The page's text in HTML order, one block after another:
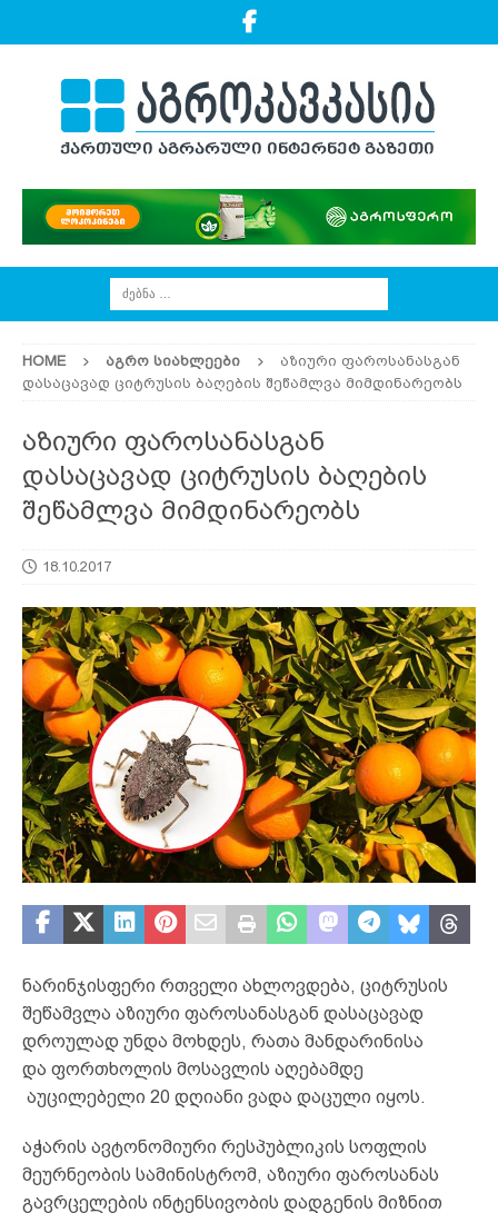
HOME ᲐᲒᲠᲝ ᲡᲘᲐᲮᲚᲔᲔᲑᲘ
აზიური ფაროსანასგან
დასაცავად ციტრუსის ბაღების შეწამლვა მიმდინარეობს
აზიური ფაროსანასგან
დასაცავად ციტრუსის ბაღების
შეწამლვა მიმდინარეობს
18.10.2017
ნარინჯისფერი რთველი ახლოვდება, ციტრუსის
შეწამვლა აზიური ფაროსანასგან დასაცავად
დროულად უნდა მოხდეს, რათა მანდარინისა
და ფორთხოლის მოსავლის აღებამდე
აუცილებელი 20 დღიანი ვადა დაცული იყოს.
აჭარის ავტონომიური რესპუბლიკის სოფლის
მეურნეობის სამინისტრომ, აზიური ფაროსანას
გავრცელების ინტენსივობის დადგენის მიზნით